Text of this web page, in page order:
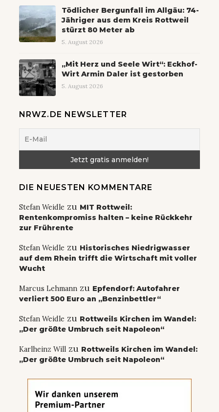
Tödlicher Bergunfall im Allgäu: 74-
Jähriger aus dem Kreis Rottweil
stürzt 80 Meter ab
5. August 2026
„Mit Herz und Seele Wirt“: Eckhof-
Wirt Armin Daler ist gestorben
5. August 2026
NRWZ.DE NEWSLETTER
DIE NEUESTEN KOMMENTARE
Stefan Weidle zu MIT Rottweil:
Rentenkompromiss halten – keine Rückkehr
zur Frührente
Stefan Weidle zu Historisches Niedrigwasser
auf dem Rhein trifft die Wirtschaft mit voller
Wucht
Marcus Lehmann zu Epfendorf: Autofahrer
verliert 500 Euro an „Benzinbettler“
Stefan Weidle zu Rottweils Kirchen im Wandel:
„Der größte Umbruch seit Napoleon“
Karlheinz Will zu Rottweils Kirchen im Wandel:
„Der größte Umbruch seit Napoleon“